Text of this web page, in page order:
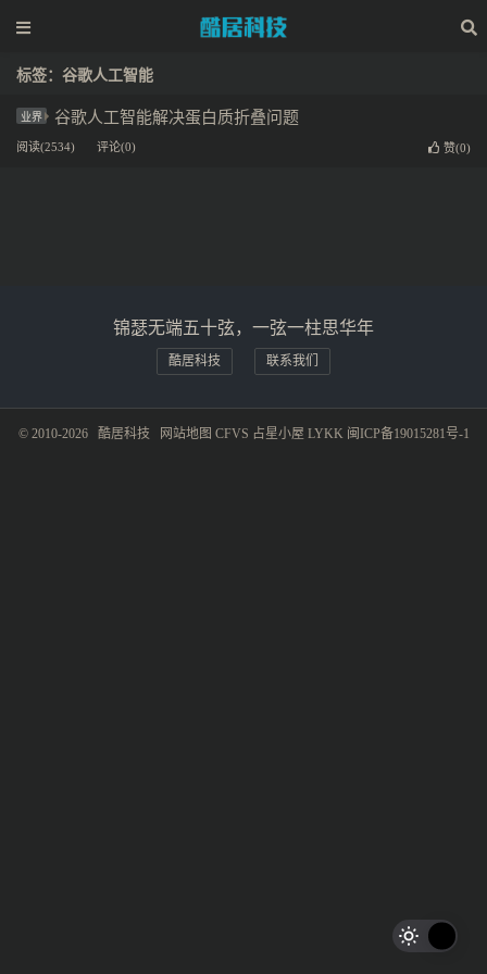
标签：谷歌人工智能
业界 谷歌人工智能解决蛋白质折叠问题
阅读(2534) 评论(0) 赞(0)
锦瑟无端五十弦，一弦一柱思华年
酷居科技 联系我们
© 2010-2026 酷居科技 网站地图 CFVS 占星小屋 LYKK 闽ICP备19015281号-1